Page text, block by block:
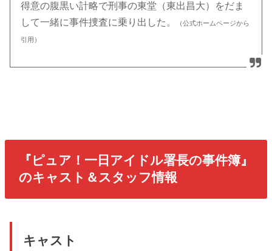
得意の腹黒い計略で刑事の東堂（東出昌大）をだま
して一緒に事件捜査に乗り出した。
（公式ホームページから
引用）
『ピュア！一日アイドル署長の事件簿』
のキャスト＆スタッフ情報
キャスト